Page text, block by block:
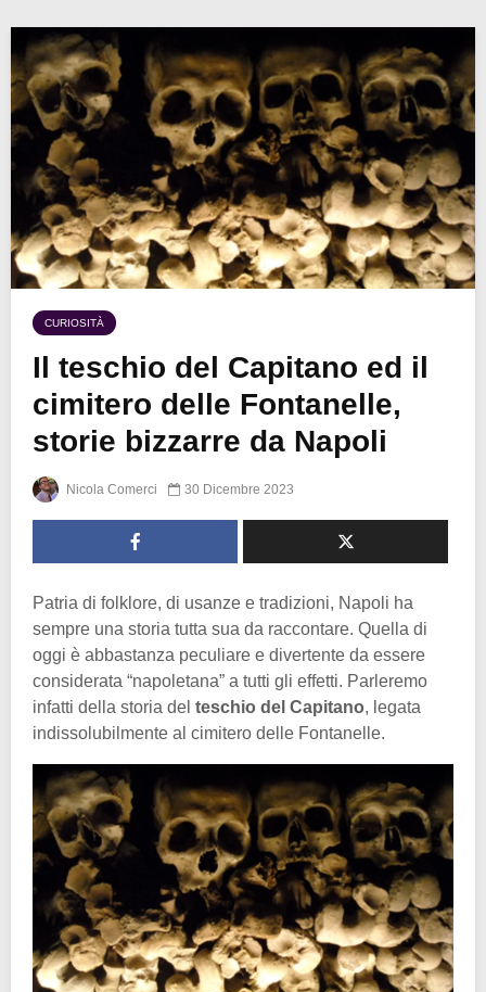
CURIOSITÀ
Il teschio del Capitano ed il
cimitero delle Fontanelle,
storie bizzarre da Napoli
Nicola Comerci 30 Dicembre 2023
Patria di folklore, di usanze e tradizioni, Napoli ha
sempre una storia tutta sua da raccontare. Quella di
oggi è abbastanza peculiare e divertente da essere
considerata “napoletana” a tutti gli effetti. Parleremo
infatti della storia del teschio del Capitano, legata
indissolubilmente al cimitero delle Fontanelle.